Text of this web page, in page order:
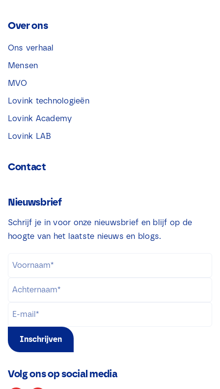
Over ons
Ons verhaal
Mensen
MVO
Lovink technologieën
Lovink Academy
Lovink LAB
Contact
Nieuwsbrief
Schrijf je in voor onze nieuwsbrief en blijf op de
hoogte van het laatste nieuws en blogs.
Inschrijven
Volg ons op social media